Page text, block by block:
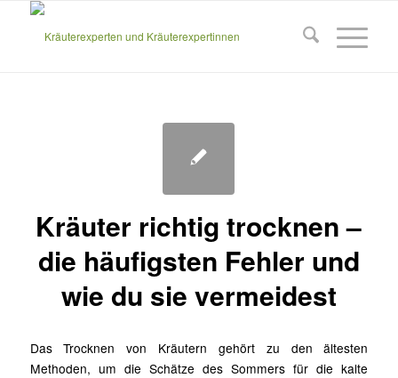
Kräuter richtig trocknen –
die häufigsten Fehler und
wie du sie vermeidest
Das Trocknen von Kräutern gehört zu den ältesten
Methoden, um die Schätze des Sommers für die kalte